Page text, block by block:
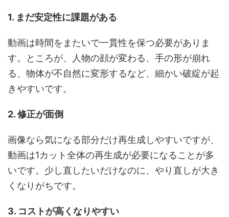
1. まだ安定性に課題がある
動画は時間をまたいで一貫性を保つ必要がありま
す。ところが、人物の顔が変わる、手の形が崩れ
る、物体が不自然に変形するなど、細かい破綻が起
きやすいです。
2. 修正が面倒
画像なら気になる部分だけ再生成しやすいですが、
動画は1カット全体の再生成が必要になることが多
いです。少し直したいだけなのに、やり直しが大き
くなりがちです。
3. コストが高くなりやすい